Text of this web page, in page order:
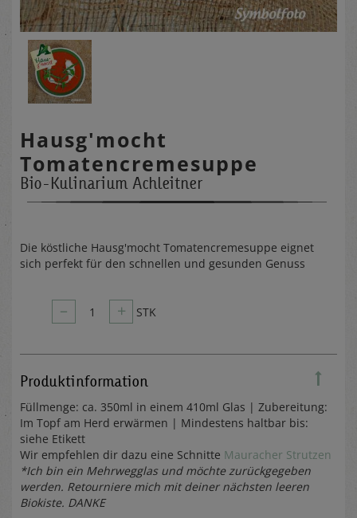
Hausg'mocht
Tomatencremesuppe
Bio-Kulinarium Achleitner
Die köstliche Hausg'mocht Tomatencremesuppe eignet
sich perfekt für den schnellen und gesunden Genuss
– 1 + STK
Produktinformation
Füllmenge: ca. 350ml in einem 410ml Glas | Zubereitung:
Im Topf am Herd erwärmen | Mindestens haltbar bis:
siehe Etikett
Wir empfehlen dir dazu eine Schnitte Mauracher Strutzen
*Ich bin ein Mehrwegglas und möchte zurückgegeben
werden. Retourniere mich mit deiner nächsten leeren
Biokiste. DANKE